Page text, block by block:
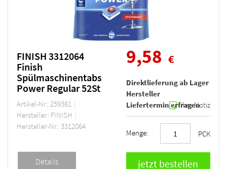
FINISH 3312064
Finish
Spülmaschinentabs
Power Regular 52St
Artikel-Nr.: 259361
Hersteller: FINISH
Hersteller-Nr.: 3312064
9,58 €
Direktlieferung ab Lager
Hersteller
Liefertermin erfragen
Ihre Notiz
Menge: PCK